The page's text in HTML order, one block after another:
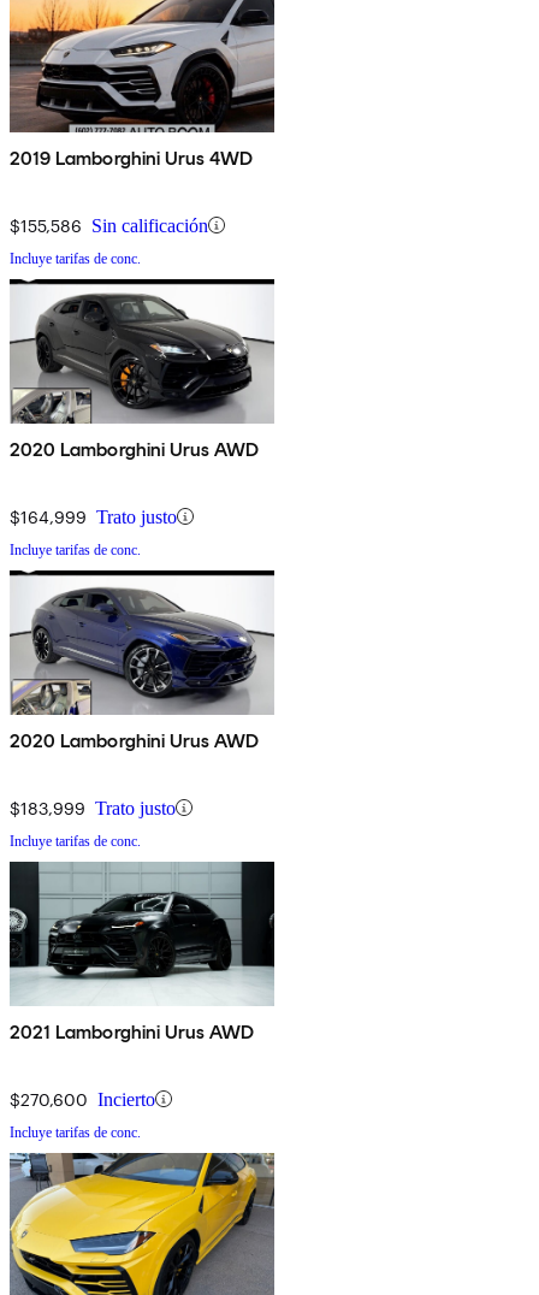
2019 Lamborghini Urus 4WD
$155,586 Sin calificación
Incluye tarifas de conc.
2020 Lamborghini Urus AWD
$164,999 Trato justo
Incluye tarifas de conc.
2020 Lamborghini Urus AWD
$183,999 Trato justo
Incluye tarifas de conc.
2021 Lamborghini Urus AWD
$270,600 Incierto
Incluye tarifas de conc.